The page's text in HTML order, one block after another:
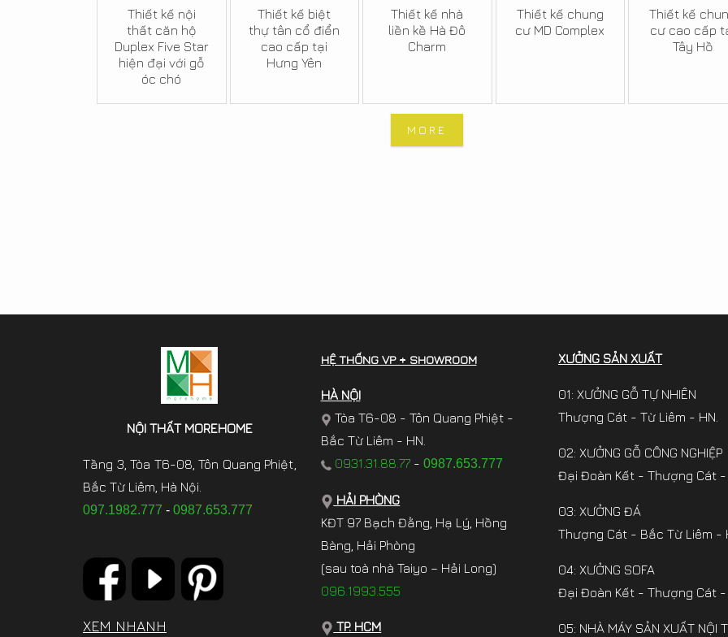
Thiết kế nội
thất căn hộ
Duplex Five Star
hiện đại với gỗ
óc chó
Thiết kế biệt
thự tân cổ điển
cao cấp tại
Hưng Yên
Thiết kế nhà
liền kề Hà Đô
Charm
Thiết kế chung
cư MD Complex
Thiết kế
cư cao cấp
Tây Hồ
MORE
NỘI THẤT MOREHOME
Tầng 3, Tòa T6-08, Tôn Quang Phiệt,
Bắc Từ Liêm, Hà Nội.
097.1982.777 - 0987.653.777
XEM NHANH
HỆ THỐNG VP + SHOWROOM
HÀ NỘI
Tòa T6-08 - Tôn Quang Phiệt -
Bắc Từ Liêm - HN.
0931.31.88.77- 0987.653.777
HẢI PHÒNG
KĐT 97 Bạch Đằng, Hạ Lý, Hồng
Bàng, Hải Phòng
(sau toà nhà Taiyo – Hải Long)
096.1993.555
TP. HCM
XƯỞNG SẢN XUẤT
01: XƯỞNG GỖ TỰ NHIÊN
Thượng Cát - Từ Liêm - HN.
02: XƯỞNG GỖ CÔNG NGHIỆP
Đại Đoàn Kết - Thượng Cát -
03: XƯỞNG ĐÁ
Thượng Cát - Bắc Từ Liêm -
04: XƯỞNG SOFA
Đại Đoàn Kết - Thượng Cát -
05: NHÀ MÁY SẢN XUẤT NỘI